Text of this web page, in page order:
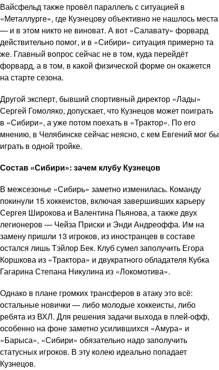
Вайсфельд также провёл параллель с ситуацией в
«Металлурге», где Кузнецову объективно не нашлось места
— и в этом никто не виноват. А вот «Салавату» форвард
действительно помог, и в «Сибири» ситуация примерно та
же. Главный вопрос сейчас не в том, куда перейдёт
форвард, а в том, в какой физической форме он окажется
на старте сезона.
Другой эксперт, бывший спортивный директор «Лады»
Сергей Гомоляко, допускает, что Кузнецов может поиграть
в «Сибири», а уже потом поехать в «Трактор». По его
мнению, в Челябинске сейчас неясно, с кем Евгений мог бы
играть в одной тройке.
Состав «Сибири»: зачем клубу Кузнецов
В межсезонье «Сибирь» заметно изменилась. Команду
покинули 15 хоккеистов, включая завершивших карьеру
Сергея Широкова и Валентина Пьянова, а также двух
легионеров — Чейза Приски и Энди Андреоффа. Им на
замену пришли 13 игроков, из иностранцев в составе
остался лишь Тэйлор Бек. Клуб сумел заполучить Егора
Коршкова из «Трактора» и двукратного обладателя Кубка
Гагарина Степана Никулина из «Локомотива».
Однако в плане громких трансферов в атаку это всё:
остальные новички — либо молодые хоккеисты, либо
ребята из ВХЛ. Для решения задачи выхода в плей-офф,
особенно на фоне заметно усилившихся «Амура» и
«Барыса», «Сибири» обязательно надо заполучить
статусных игроков. В эту колею идеально попадает
Кузнецов.